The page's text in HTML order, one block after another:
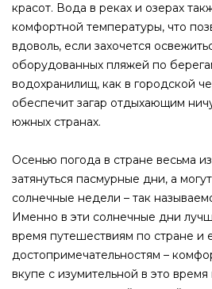
красот. Вода в реках и озерах
комфортной температуры, что
вдоволь, если захочется
оборудованных пляжей по
водохранилищ, как в городской
обеспечит загар отдыхающим
южных странах.
Осенью погода в стране весьма
затянуться пасмурные дни, а
солнечные недели – так
Именно в эти солнечные дни
время путешествиям по стране и
достопримечательностям –
вкупе с изумительной в это